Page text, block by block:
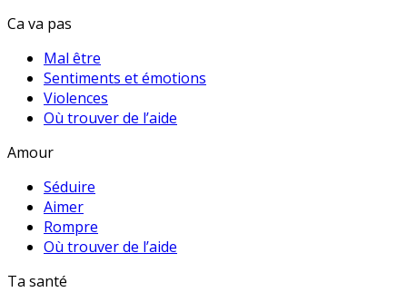
Ca va pas
Mal être
Sentiments et émotions
Violences
Où trouver de l’aide
Amour
Séduire
Aimer
Rompre
Où trouver de l’aide
Ta santé